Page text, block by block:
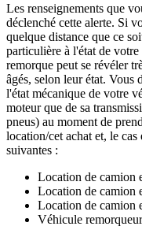
Les renseignements que
déclenché cette alerte. Si
quelque distance que ce
particulière à l'état de
remorque peut se révéler
âgés, selon leur état. Vous
l'état mécanique de votre
moteur que de sa
pneus) au moment de
location/cet achat et, le
suivantes :
Location de camion
Location de camion
Location de camion
Véhicule